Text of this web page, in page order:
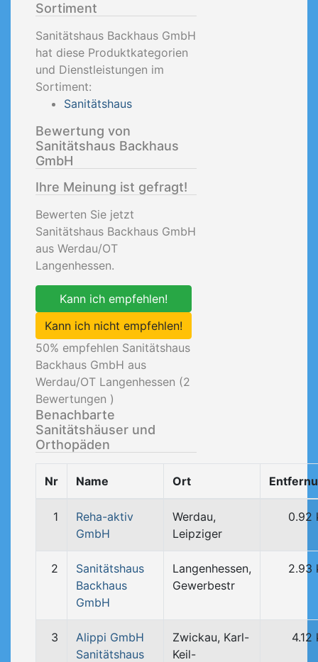
Sortiment
Sanitätshaus Backhaus GmbH
hat diese Produktkategorien
und Dienstleistungen im
Sortiment:
Sanitätshaus
Bewertung von
Sanitätshaus Backhaus
GmbH
Ihre Meinung ist gefragt!
Bewerten Sie jetzt
Sanitätshaus Backhaus GmbH
aus Werdau/OT
Langenhessen.
Kann ich empfehlen!
Kann ich nicht empfehlen!
50% empfehlen Sanitätshaus
Backhaus GmbH aus
Werdau/OT Langenhessen (2
Bewertungen )
Benachbarte
Sanitätshäuser und
Orthopäden
Nr Name Ort
1
Reha-aktiv
GmbH
Werdau,
Leipziger
0.92
2
Sanitätshaus
Backhaus
GmbH
Langenhessen,
Gewerbestr
2.93
3
Alippi GmbH
Sanitätshaus
Zwickau, Karl-
Keil-
4.12